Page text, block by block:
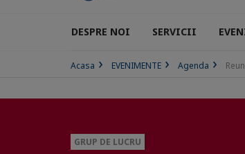
DESPRE NOI SERVICII
Acasa EVENIMENTE Agenda
GRUP DE LUCRU